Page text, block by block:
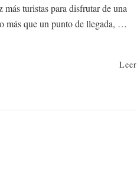
turistas para disfrutar de una
más que un punto de llegada, …
Leer